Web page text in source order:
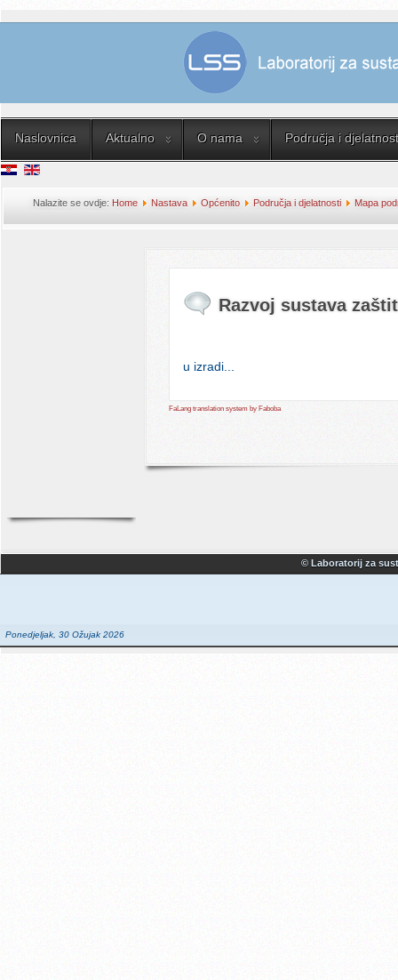
Naslovnica Aktualno O nama Područja i
Nalazite se ovdje: Home Nastava Općenito Područja i djelatnosti
Mapa
Razvoj sustava
u izradi...
FaLang translation system by Faboba
© Laboratorij za
Ponedjeljak, 30 Ožujak 2026